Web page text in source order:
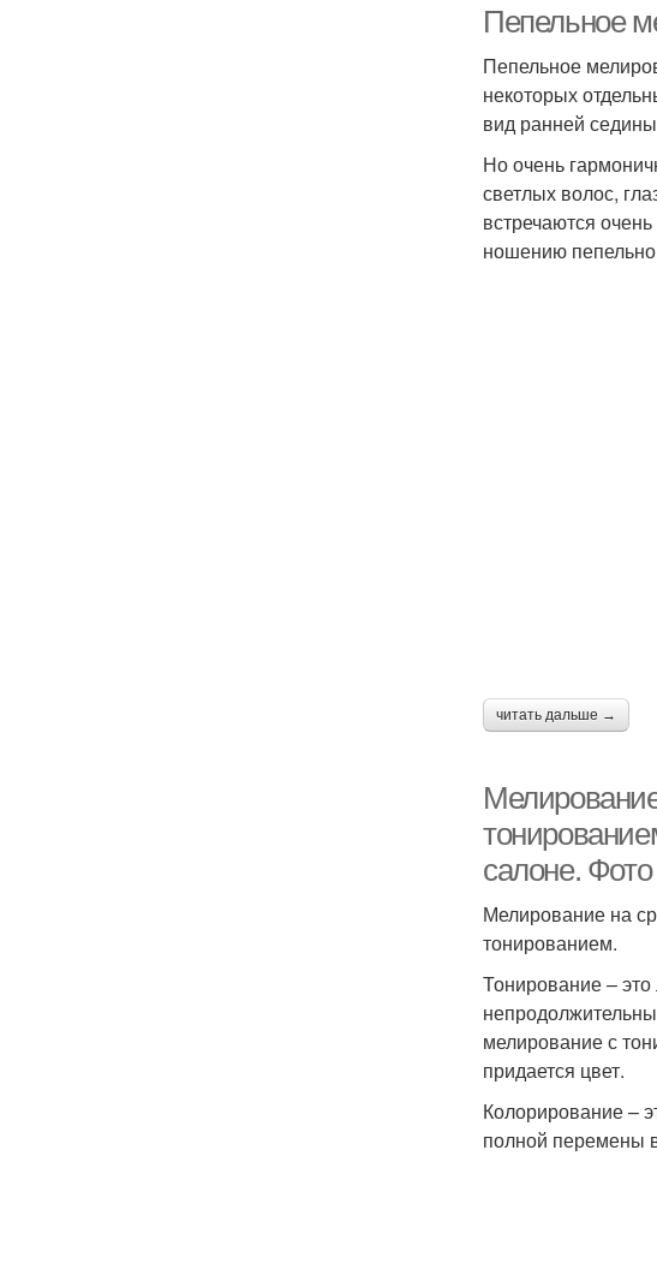
Пепельное
Пепельное
некоторых
вид ранней
Но очень
светлых волос,
встречаются
ношению
читать дальше →
салоне.
Мелирование на
тонированием.
Тонирование –
мелирование с
придается цвет.
Колорирование –
полной перемены